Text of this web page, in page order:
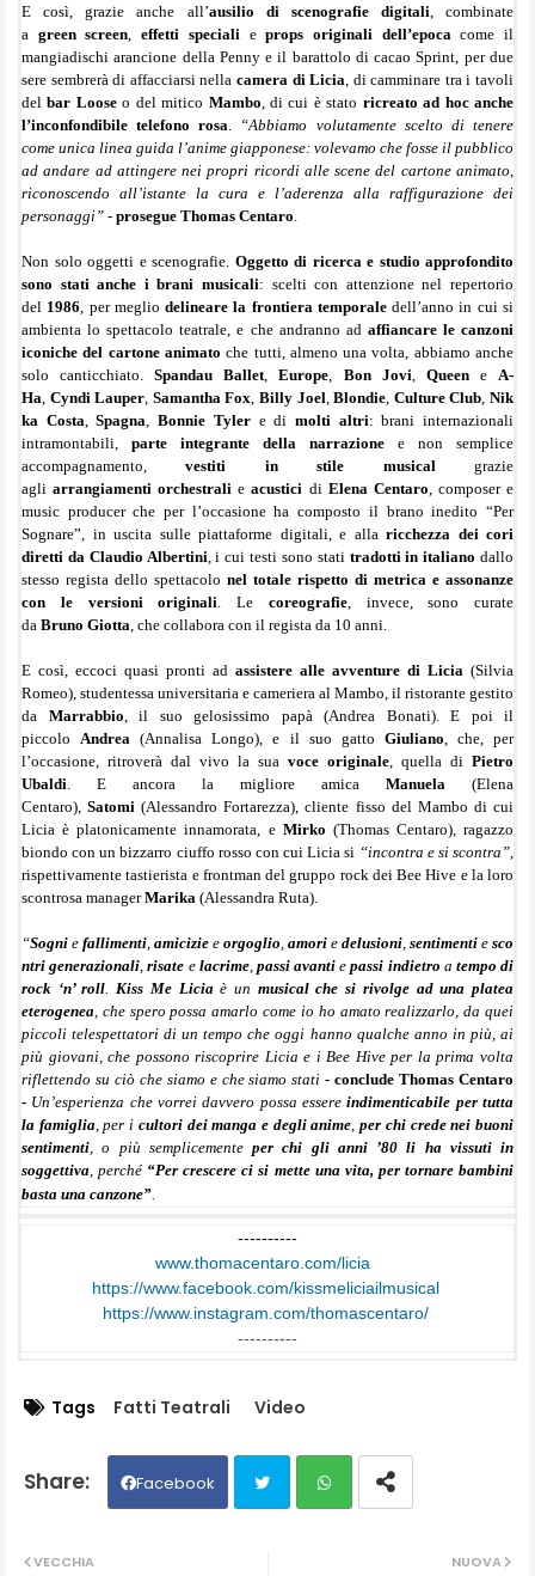
E così, grazie anche all’ausilio di scenografie digitali, combinate
a green screen,effetti specialieprops originali dell’epocacome il
mangiadischi arancione della Penny e il barattolo di cacao Sprint, per due
sere sembrerà di affacciarsi nella camera di Licia, di camminare tra i tavoli
delbar Looseo del mitico Mambo, di cui è stato ricreato ad hoc anche
l’inconfondibile telefono rosa. “Abbiamo volutamente scelto di tenere
come unica linea guida l’anime giapponese: volevamo che fosse il pubblico
ad andare ad attingere nei propri ricordi alle scene del cartone animato,
riconoscendo all’istante la cura e l’aderenza alla raffigurazione dei
personaggi” - prosegue Thomas Centaro.
Non solo oggetti e scenografie. Oggetto di ricerca e studio approfondito
sono stati anche i brani musicali: scelti con attenzione nel repertorio
del 1986, per megliodelineare la frontiera temporaledell’anno in cui si
ambienta lo spettacolo teatrale, e che andranno ad affiancare le canzoni
iconiche del cartone animato che tutti, almeno una volta, abbiamo anche
solo canticchiato.Spandau Ballet,Europe, Bon Jovi, QueeneA-
Ha, Cyndi Lauper, Samantha Fox,Billy Joel,Blondie, Culture Club,Nik
ka Costa,Spagna,Bonnie Tylere di molti altri: brani internazionali
intramontabili, parte integrante della narrazione e non semplice
accompagnamento,vestiti in stile musicalgrazie
agliarrangiamenti orchestrali eacustici di Elena Centaro, composer e
music producer che per l’occasione ha composto il brano inedito “Per
Sognare”, in uscita sulle piattaforme digitali, e alla ricchezza dei cori
diretti da Claudio Albertini, i cui testi sono stati tradotti in italiano dallo
stesso regista dello spettacolo nel totale rispetto di metrica e assonanze
con le versioni originali. Le coreografie, invece, sono curate
da Bruno Giotta, che collabora con il regista da 10 anni.
E così, eccoci quasi pronti ad assistere alle avventure di Licia (Silvia
Romeo), studentessa universitaria e cameriera al Mambo, il ristorante gestito
da Marrabbio, il suo gelosissimo papà (Andrea Bonati). E poi il
piccoloAndrea (Annalisa Longo), e il suo gatto Giuliano, che, per
l’occasione, ritroverà dal vivo la sua voce originale, quella di Pietro
Ubaldi. E ancora la migliore amica Manuela (Elena
Centaro),Satomi (Alessandro Fortarezza), cliente fisso del Mambo di cui
Licia è platonicamente innamorata, e Mirko (Thomas Centaro), ragazzo
biondo con un bizzarro ciuffo rosso con cui Licia si “incontra e si scontra”,
rispettivamente tastierista e frontman del gruppo rock dei Bee Hive e la loro
scontrosa managerMarika (Alessandra Ruta).
“Sogni e fallimenti, amicizie e orgoglio, amori e delusioni, sentimenti e sco
ntri generazionali,risate e lacrime, passi avantiepassi indietro a tempo di
rock ‘n’ roll.Kiss Me Liciaè un musical che si rivolge ad una platea
eterogenea, che spero possa amarlo come io ho amato realizzarlo, da quei
piccoli telespettatori di un tempo che oggi hanno qualche anno in più, ai
più giovani, che possono riscoprire Licia e i Bee Hive per la prima volta
riflettendo su ciò che siamo e che siamo stati- conclude Thomas Centaro
- Un’esperienza che vorrei davvero possa essereindimenticabile per tutta
la famiglia, per i cultori dei manga e degli anime,per chi crede nei buoni
sentimenti, o più semplicemente per chi gli anni ’80 li ha vissuti in
soggettiva, perché “Per crescere ci si mette una vita, per tornare bambini
basta una canzone”.
----------
www.thomacentaro.com/licia
https://www.facebook.com/kissmeliciailmusical
https://www.instagram.com/thomascentaro/
----------
Tags Fatti Teatrali Video
Facebook
NUOVA
VECCHIA